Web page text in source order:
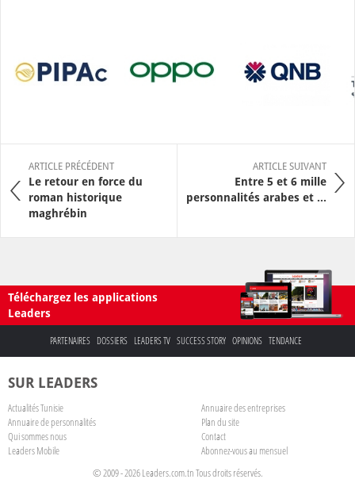
ARTICLE PRÉCÉDENT
Le retour en force du
roman historique
maghrébin
ARTICLE SUIVANT
Entre 5 et 6 mille
personnalités arabes et ...
Téléchargez les applications
Leaders
PARTENAIRES DOSSIERS LEADERS TV SUCCESS STORY OPINIONS TENDANCE
SUR LEADERS
Actualités Tunisie
Annuaire des entreprises
Annuaire de personnalités
Plan du site
Qui sommes nous
Contact
Leaders Mobile
Abonnez-vous au mensuel
© 2009 - 2026 Leaders.com.tn Tous droits réservés.